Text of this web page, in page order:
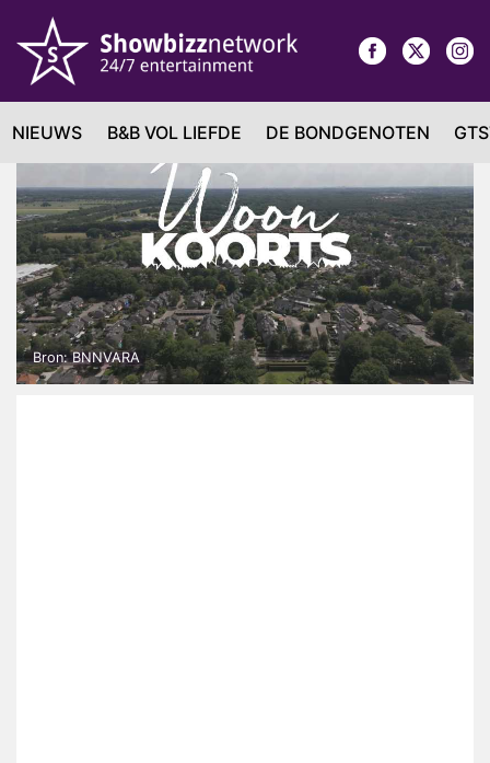
NIEUWS B&B VOL LIEFDE DE BONDGENOTEN
Bron: BNNVARA